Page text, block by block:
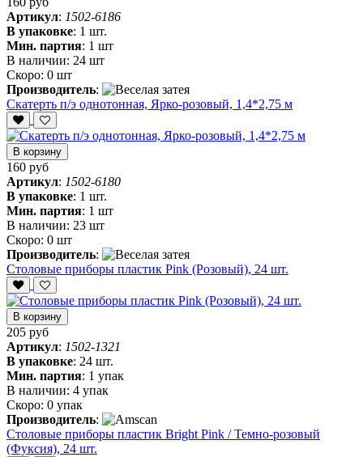
Артикул: 1502-6186
В упаковке: 1 шт.
Мин. партия: 1 шт
В наличии: 24 шт
Скоро: 0 шт
Производитель:
Скатерть п/э однотонная, Ярко-розовый, 1,4*2,75 м
В корзину
160 руб
Артикул: 1502-6180
В упаковке: 1 шт.
Мин. партия: 1 шт
В наличии: 23 шт
Скоро: 0 шт
Производитель:
Столовые приборы пластик Pink (Розовый), 24 шт.
В корзину
205 руб
Артикул: 1502-1321
В упаковке: 24 шт.
Мин. партия: 1 упак
В наличии: 4 упак
Скоро: 0 упак
Производитель:
Столовые приборы пластик Bright Pink / Темно-розовый
(Фуксия), 24 шт.